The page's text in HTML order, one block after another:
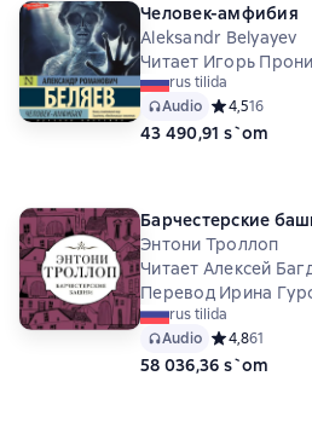
Человек-амфибия
Aleksandr Belyayev
Читает Игорь
rus tilida
Audio Средний
4,516
43 490,91 s`om
Барчестерские
Энтони Троллоп
Читает Алексей
Перевод Ирина
rus tilida
Audio Средний
4,861
58 036,36 s`om